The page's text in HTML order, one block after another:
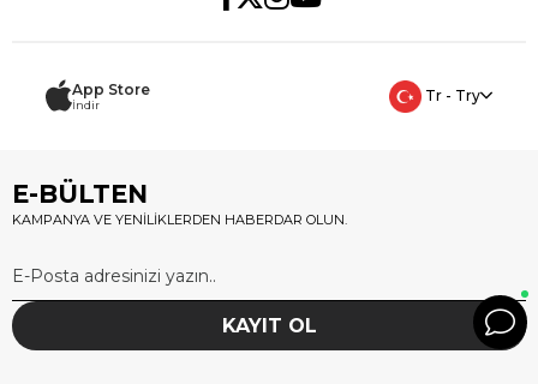
App Store
İndir
Tr - Try
E-BÜLTEN
KAMPANYA VE YENİLİKLERDEN HABERDAR OLUN.
KAYIT OL